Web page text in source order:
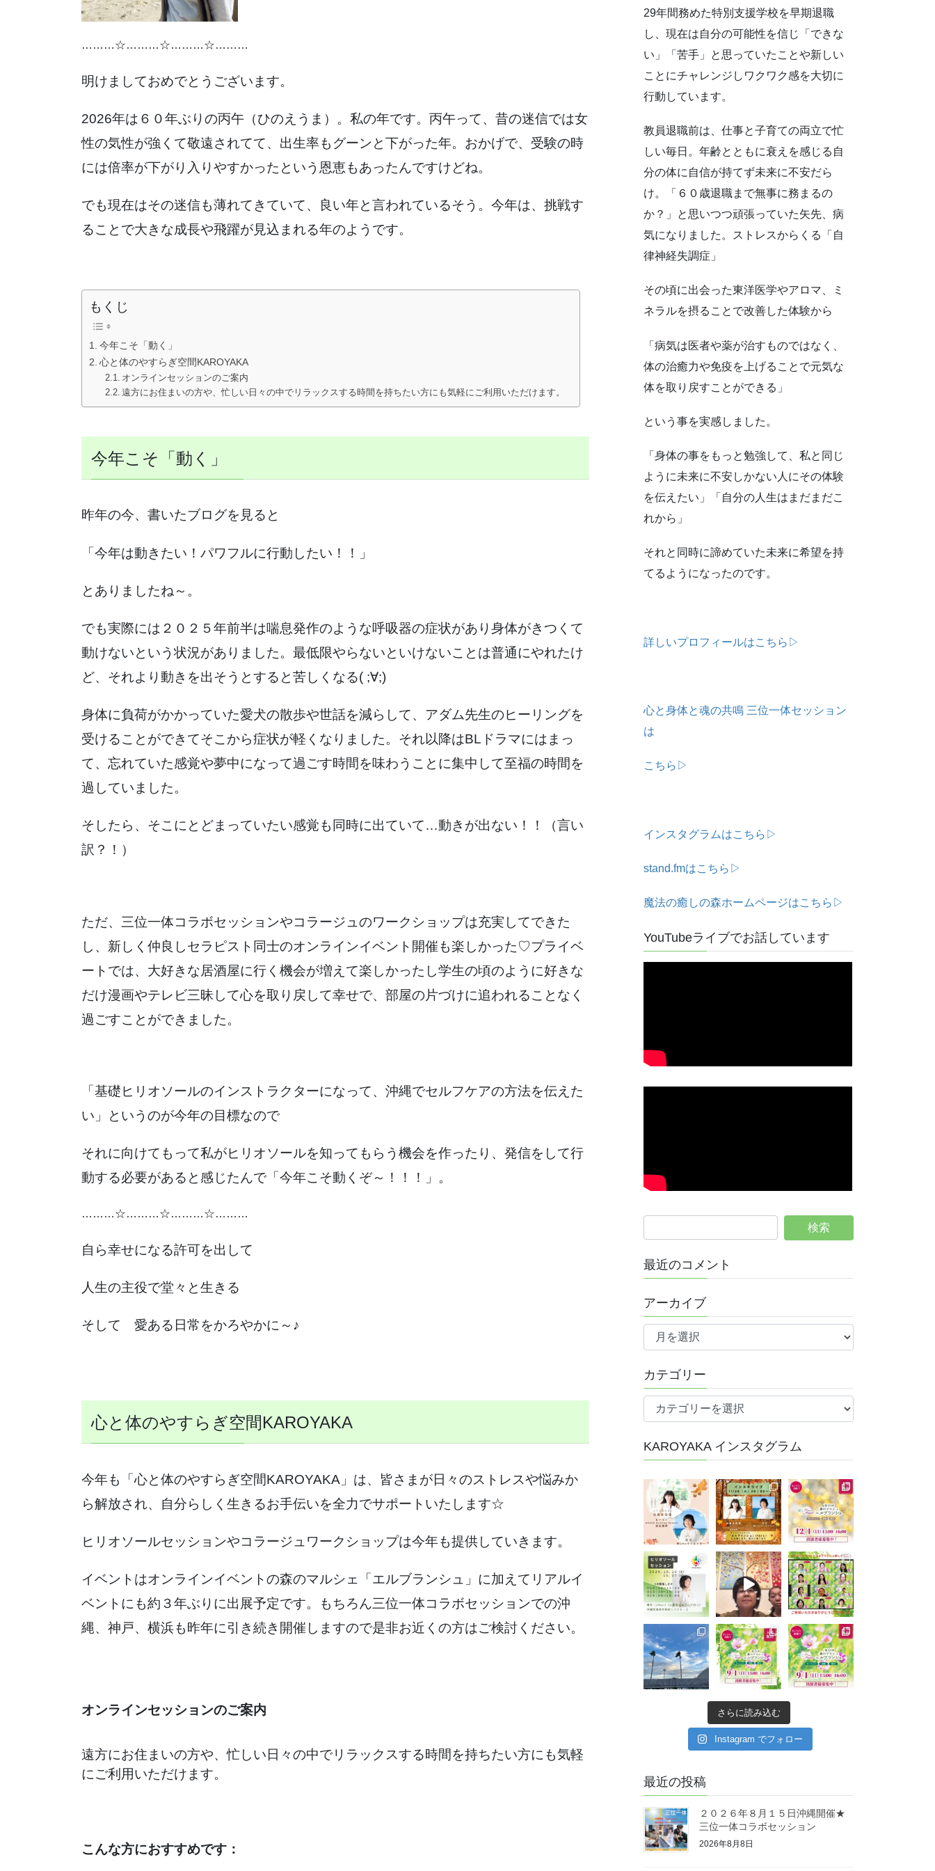
………☆………☆………☆………
明けましておめでとうございます。
2026年は６０年ぶりの丙午（ひのえうま）。私の年です。丙午って、昔の迷信では女
性の気性が強くて敬遠されてて、出生率もグーンと下がった年。おかげで、受験の時
には倍率が下がり入りやすかったという恩恵もあったんですけどね。
でも現在はその迷信も薄れてきていて、良い年と言われているそう。今年は、挑戦す
ることで大きな成長や飛躍が見込まれる年のようです。
もくじ
今年こそ「動く」
心と体のやすらぎ空間KAROYAKA
オンラインセッションのご案内
遠方にお住まいの方や、忙しい日々の中でリラックスする時間を持ちたい方にも気軽にご利用いただけます。
今年こそ「動く」
昨年の今、書いたブログを見ると
「今年は動きたい！パワフルに行動したい！！」
とありましたね～。
でも実際には２０２５年前半は喘息発作のような呼吸器の症状があり身体がきつくて
動けないという状況がありました。最低限やらないといけないことは普通にやれたけ
ど、それより動きを出そうとすると苦しくなる( ;∀;)
身体に負荷がかかっていた愛犬の散歩や世話を減らして、アダム先生のヒーリングを
受けることができてそこから症状が軽くなりました。それ以降はBLドラマにはまっ
て、忘れていた感覚や夢中になって過ごす時間を味わうことに集中して至福の時間を
過していました。
そしたら、そこにとどまっていたい感覚も同時に出ていて…動きが出ない！！（言い
訳？！）
ただ、三位一体コラボセッションやコラージュのワークショップは充実してできた
し、新しく仲良しセラピスト同士のオンラインイベント開催も楽しかった♡プライベ
ートでは、大好きな居酒屋に行く機会が増えて楽しかったし学生の頃のように好きな
だけ漫画やテレビ三昧して心を取り戻して幸せで、部屋の片づけに追われることなく
過ごすことができました。
「基礎ヒリオソールのインストラクターになって、沖縄でセルフケアの方法を伝えた
い」というのが今年の目標なので
それに向けてもって私がヒリオソールを知ってもらう機会を作ったり、発信をして行
動する必要があると感じたんで「今年こそ動くぞ～！！！」。
………☆………☆………☆………
自ら幸せになる許可を出して
人生の主役で堂々と生きる
そして 愛ある日常をかろやかに～♪
心と体のやすらぎ空間KAROYAKA
今年も「心と体のやすらぎ空間KAROYAKA」は、皆さまが日々のストレスや悩みか
ら解放され、自分らしく生きるお手伝いを全力でサポートいたします☆
ヒリオソールセッションやコラージュワークショップは今年も提供していきます。
イベントはオンラインイベントの森のマルシェ「エルブランシュ」に加えてリアルイ
ベントにも約３年ぶりに出展予定です。もちろん三位一体コラボセッションでの沖
縄、神戸、横浜も昨年に引き続き開催しますので是非お近くの方はご検討ください。
オンラインセッションのご案内
遠方にお住まいの方や、忙しい日々の中でリラックスする時間を持ちたい方にも気軽
にご利用いただけます。
こんな方におすすめです：
29年間務めた特別支援学校を早期退職
し、現在は自分の可能性を信じ「できな
い」「苦手」と思っていたことや新しい
ことにチャレンジしワクワク感を大切に
行動しています。
教員退職前は、仕事と子育ての両立で忙
しい毎日。年齢とともに衰えを感じる自
分の体に自信が持てず未来に不安だら
け。「６０歳退職まで無事に務まるの
か？」と思いつつ頑張っていた矢先、病
気になりました。ストレスからくる「自
律神経失調症」
その頃に出会った東洋医学やアロマ、ミ
ネラルを摂ることで改善した体験から
「病気は医者や薬が治すものではなく、
体の治癒力や免疫を上げることで元気な
体を取り戻すことができる」
という事を実感しました。
「身体の事をもっと勉強して、私と同じ
ように未来に不安しかない人にその体験
を伝えたい」「自分の人生はまだまだこ
れから」
それと同時に諦めていた未来に希望を持
てるようになったのです。
詳しいプロフィールはこちら▷
心と身体と魂の共鳴 三位一体セッション
は
こちら▷
インスタグラムはこちら▷
stand.fmはこちら▷
魔法の癒しの森ホームページはこちら▷
YouTubeライブでお話しています
最近のコメント
アーカイブ
ア
イ
ブ
カテゴリー
テ
リ
KAROYAKA インスタグラム
さらに読み込む
Instagram でフォロー
最近の投稿
２０２６年８月１５日沖縄開催★
三位一体コラボセッション
2026年8月8日